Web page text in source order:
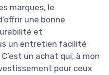
marques, le
une bonne
et
un entretien facilité
un achat qui, à mon
pour ceux